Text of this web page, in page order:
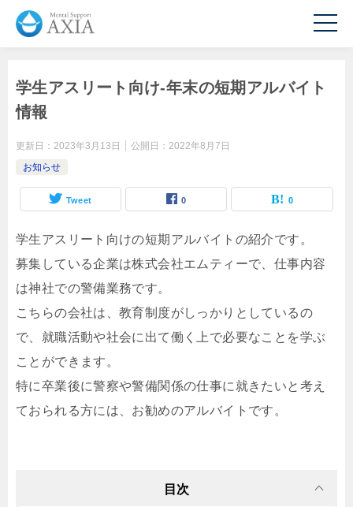
学生アスリート向け-年末の短期アルバイト
情報
更新日： 2023年3月13日 公開日： 2022年8月7日
お知らせ
Tweet 0 0
学生アスリート向けの短期アルバイトの紹介です。
募集している企業は株式会社エムティーで、仕事内容
は神社での警備業務です。
こちらの会社は、教育制度がしっかりとしているの
で、就職活動や社会に出て働く上で必要なことを学ぶ
ことができます。
特に卒業後に警察や警備関係の仕事に就きたいと考え
ておられる方には、お勧めのアルバイトです。
目次